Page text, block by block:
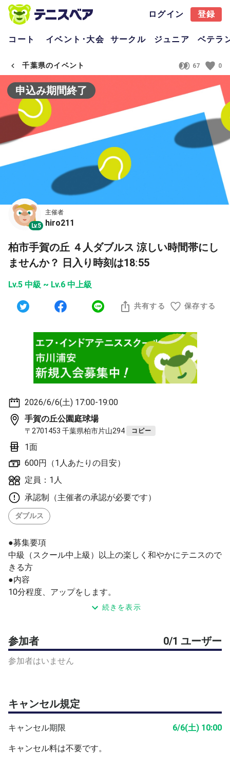
ログイン 登録
コート イベント･大会 サークル ジュニア ベテラ
千葉県のイベント 67 0
申込み期間終了
Lv.5
主催者
hiro211
柏市手賀の丘 ４人ダブルス 涼しい時間帯にし
ませんか？ 日入り時刻は18ː55
Lv.5 中級 ~ Lv.6 中上級
共有する 保存する
2026/6/6(土) 17:00-19:00
手賀の丘公園庭球場
〒2701453 千葉県柏市片山294 コピー
1面
600円（1人あたりの目安）
定員：1人
承認制（主催者の承認が必要です）
ダブルス
●募集要項
中級（スクール中上級）以上の楽しく和やかにテニスので
きる方
●内容
10分程度、アップをします。
その後、セミアド、タイブレークありでダブルスゲームし
ボール、コート代を含めて、600円です。
ゲーム用のボールはダンロップFORTを使用します。
（終了後は、主催者が回収し、次のアップ用に使用しま
駐車場は無料です。
●お願い
最少人数での開催です。ダブルスができなくなりますの
人数が集まらない場合は、練習となります。
続きを表示
参加者 0/1 ユーザー
参加者はいません
キャンセル規定
キャンセル期限 6/6(土) 10:00
キャンセル料は不要です。